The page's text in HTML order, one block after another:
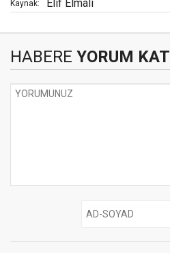
Kaynak: Elif Elmalı
HABERE YORUM KAT